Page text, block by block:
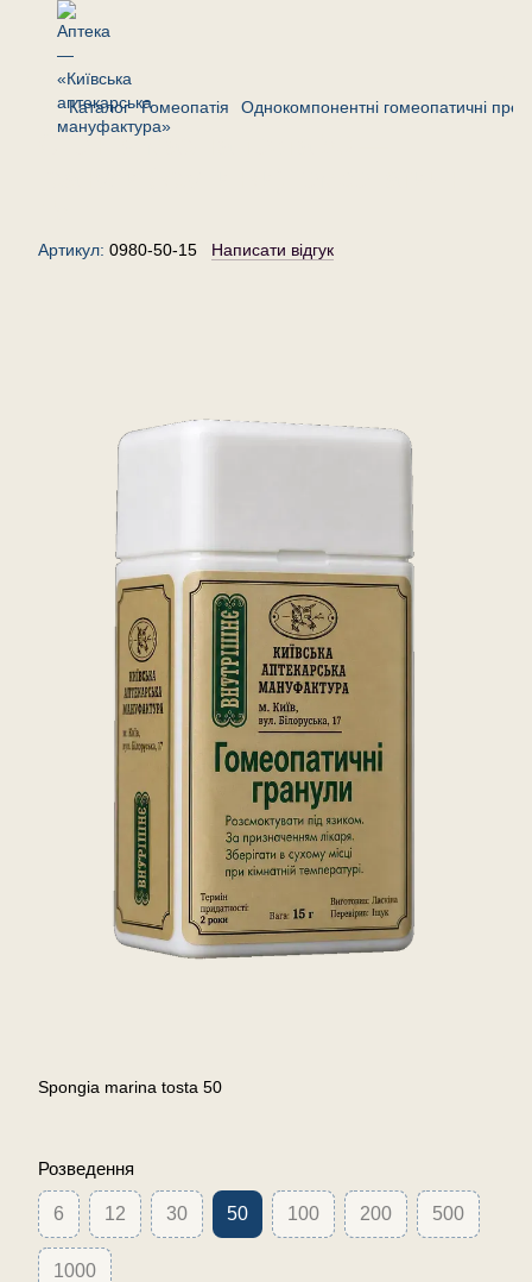
Каталог Гомеопатія Однокомпонентні гомеопатичні
Спонгія маріна тоста 50 —
Артикул: 0980-50-15 Написати відгук
Spongia marina tosta 50
Розведення
6 12 30 50 100 200 500
1000